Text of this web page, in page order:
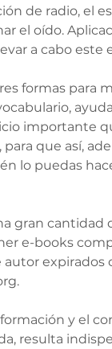
de radio, el
el oído.
a cabo este
formas para
importante
que así,
lo puedas
gran cantidad
e-books
expirados
y el
resulta